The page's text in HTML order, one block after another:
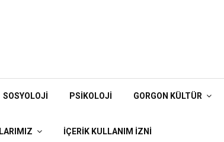
SOSYOLOJI PSIKOLOJI GORGON KÜLTÜR
İÇERIK KULLANIM İZNI